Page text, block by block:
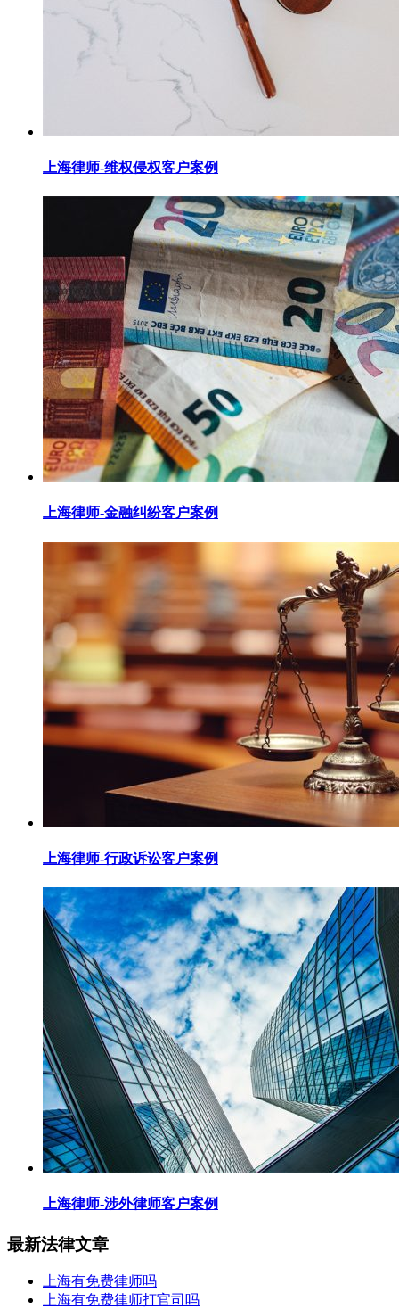
上海律师-维权侵权客户案例
上海律师-金融纠纷客户案例
上海律师-行政诉讼客户案例
上海律师-涉外律师客户案例
最新法律文章
上海有免费律师吗
上海有免费律师打官司吗